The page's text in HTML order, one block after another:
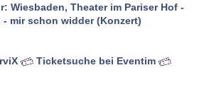
Wiesbaden, Theater im Pariser Hof -
mir schon widder (Konzert)
Ticketsuche bei Eventim